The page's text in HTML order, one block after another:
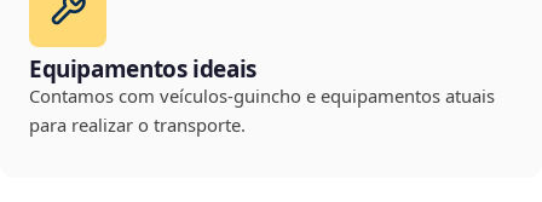
Equipamentos ideais
Contamos com veículos-guincho e equipamentos atuais
para realizar o transporte.